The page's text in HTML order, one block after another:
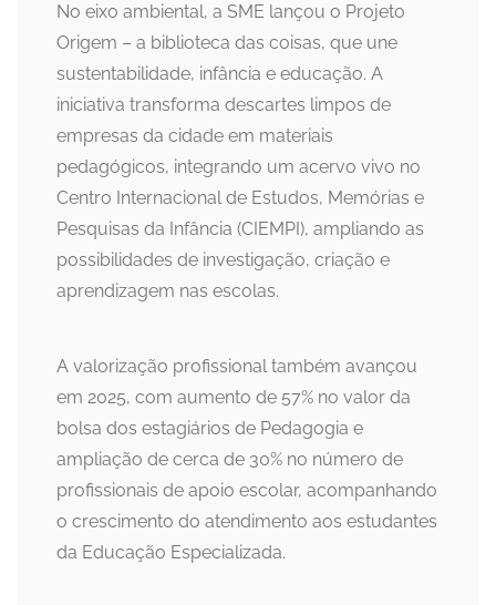
No eixo ambiental, a SME lançou o Projeto
Origem – a biblioteca das coisas, que une
sustentabilidade, infância e educação. A
iniciativa transforma descartes limpos de
empresas da cidade em materiais
pedagógicos, integrando um acervo vivo no
Centro Internacional de Estudos, Memórias e
Pesquisas da Infância (CIEMPI), ampliando as
possibilidades de investigação, criação e
aprendizagem nas escolas.
A valorização profissional também avançou
em 2025, com aumento de 57% no valor da
bolsa dos estagiários de Pedagogia e
ampliação de cerca de 30% no número de
profissionais de apoio escolar, acompanhando
o crescimento do atendimento aos estudantes
da Educação Especializada.